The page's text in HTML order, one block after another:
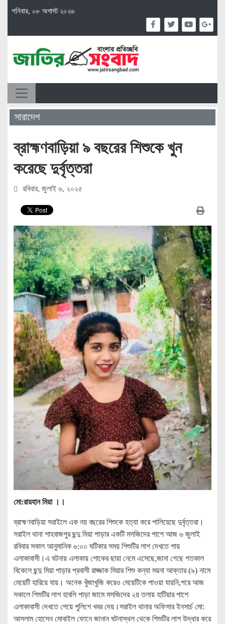
শনিবার, ০৮ অগাস্ট ২০২৬
সারাদেশ
ব্রাহ্মণবাড়িয়া ৯ বছরের শিশুকে খুন
করেছে দুর্বৃত্তরা
রবিবার, জুলাই ৬, ২০২৫
মো:রায়হান মিয়া ।।
ব্রাহ্মণবাড়িয়া সরাইলে এক নয় বছরের শিশুকে হত্যা করে পালিয়েছে দুর্বৃত্তরা।
সরাইল থানা শাহবাজপুর ছন্দু মিয়া পাড়ার একটি মসজিদের পাশে আজ ৬ জুলাই
রবিবার সকাল আনুমানিক ৬:০০ ঘটিকার সময় শিশুটির লাশ দেখতে পায়
এলাকাবাসী।এ ঘটনায় এলাকায় শোকের ছায়া নেমে এসেছে,জানা গেছে গতকাল
বিকেলে ছন্দু মিয়া পাড়ার প্রবাসী রাজ্জাক মিয়ার শিশু কন্যা ময়না আক্তার (৯) নামে
মেয়েটি হারিয়ে যায়। অনেক খুঁজাখুজি করেও মেয়েটিকে পাওয়া যায়নি,পরে আজ
সকালে শিশুটির লাশ হাবলি পাড়া জামে মসজিদের ২য় তলায় হাটিয়ার পাশে
এলাকাবাসী দেখতে পেয়ে পুলিশে খবর দেয়।সরাইল থানার অফিসার ইনসার্চ মো:
আসলাম হোসেন মোবাইল ফোনে জানান ঘটনাস্থল থেকে শিশুটির লাশ উদ্ধার করে